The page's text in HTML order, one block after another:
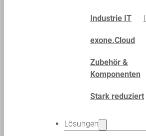
Industrie IT
exone.Cloud
Zubehör &
Komponenten
Stark reduziert
Lösungen